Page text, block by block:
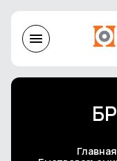
Главная